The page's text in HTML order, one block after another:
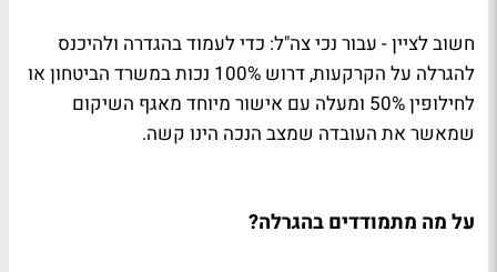
חשוב לציין - עבור נכי צה"ל: כדי לעמוד בהגדרה ולהיכנס
להגרלה על הקרקעות, דרוש 100% נכות במשרד הביטחון או
לחילופין 50% ומעלה עם אישור מיוחד מאגף השיקום
שמאשר את העובדה שמצב הנכה הינו קשה.
על מה מתמודדים בהגרלה?